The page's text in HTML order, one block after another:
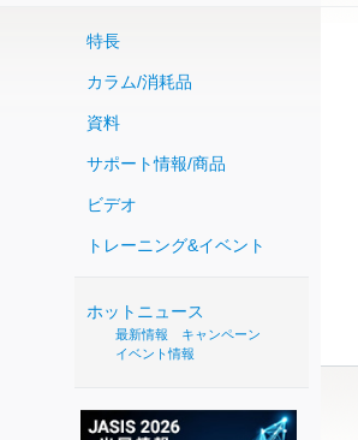
特長
カラム/消耗品
資料
サポート情報/商品
ビデオ
トレーニング&イベント
ホットニュース
最新情報
キャンペーン
イベント情報